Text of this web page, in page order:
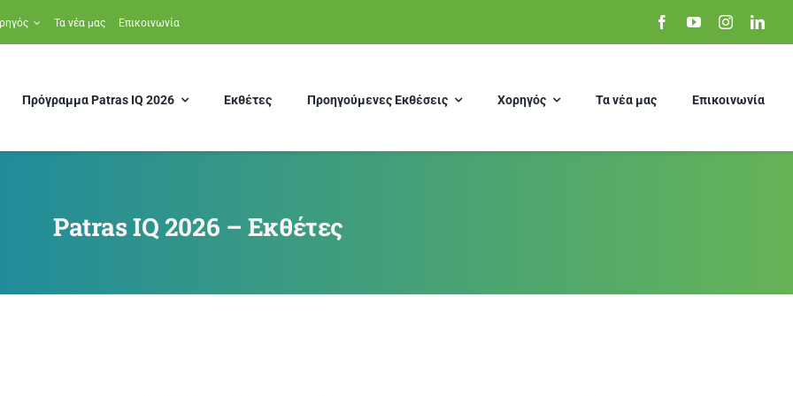
Τα νέα μας Επικοινωνία
Πρόγραμμα Patras IQ 2026 Εκθέτες Προηγούμενες Εκθέσεις Χορηγός Τα νέα μας Επικοινωνία
Patras IQ 2026 – Εκθέτες